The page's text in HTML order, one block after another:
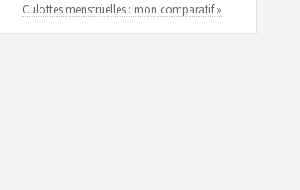
Culottes menstruelles : mon comparatif »